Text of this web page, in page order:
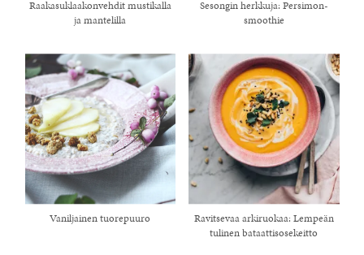
Raakasuklaakonvehdit mustikalla
ja mantelilla
Sesongin herkkuja: Persimon-
smoothie
Vaniljainen tuorepuuro
Ravitsevaa arkiruokaa: Lempeän
tulinen bataattisosekeitto